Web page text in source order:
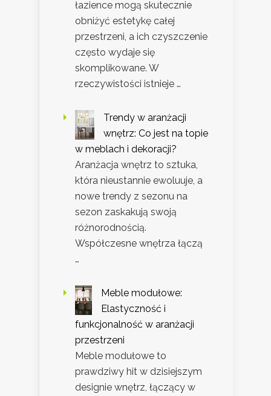
łazience mogą skutecznie
obniżyć estetykę całej
przestrzeni, a ich czyszczenie
często wydaje się
skomplikowane. W
rzeczywistości istnieje …
Trendy w aranżacji
wnętrz: Co jest na topie
w meblach i dekoracji?
Aranżacja wnętrz to sztuka,
która nieustannie ewoluuje, a
nowe trendy z sezonu na
sezon zaskakują swoją
różnorodnością.
Współczesne wnętrza łączą
…
Meble modułowe:
Elastyczność i
funkcjonalność w aranżacji
przestrzeni
Meble modułowe to
prawdziwy hit w dzisiejszym
designie wnętrz, łączący w